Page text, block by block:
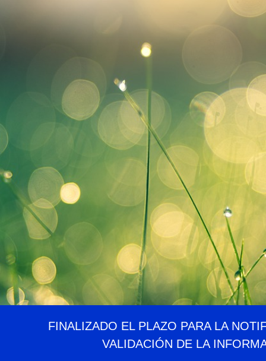
FINALIZADO EL PLAZO PARA LA
VALIDACIÓN DE LA